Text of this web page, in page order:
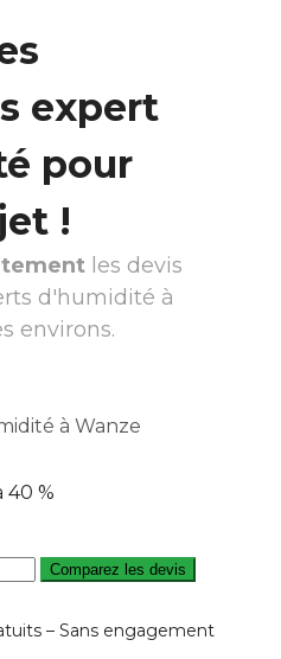
expert
pour
!
les devis
d'humidité à
environs.
à Wanze
40 %
Comparez les devis
– Sans engagement